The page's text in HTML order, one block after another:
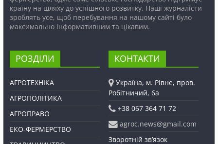
країну на шляху до успішного розвитку. Наші журналісти
зроблять усе, щоб перебування на нашому сайті було
максимально інформативним та цікавим.
РОЗДІЛИ
АГРОТЕХНІКА
АГРОПОЛІТИКА
АГРОПРАВО
ЕКО-ФЕРМЕРСТВО
КОНТАКТИ
Україна, м. Рівне, пров.
Робітничий, 6а
+38 067 364 71 72
agroc.news@gmail.com
Зворотній зв’язок